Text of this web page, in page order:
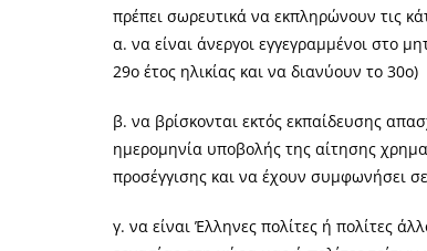
πρέπει σωρευτικά να εκπληρώνουν τις
α. να είναι άνεργοι εγγεγραμμένοι στο
29ο έτος ηλικίας και να διανύουν το 30ο)​
β. να βρίσκονται εκτός εκπαίδευσης
ημερομηνία υποβολής της αίτησης
προσέγγισης και να έχουν συμφωνήσει
γ. να είναι Έλληνες πολίτες ή πολίτες